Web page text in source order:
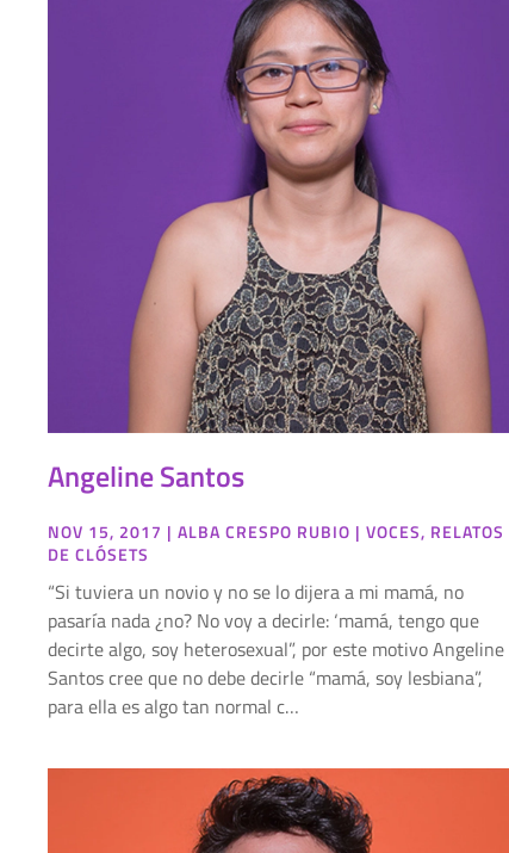
Angeline Santos
NOV 15, 2017 | ALBA CRESPO RUBIO | VOCES, RELATOS
DE CLÓSETS
“Si tuviera un novio y no se lo dijera a mi mamá, no
pasaría nada ¿no? No voy a decirle: ‘mamá, tengo que
decirte algo, soy heterosexual”, por este motivo Angeline
Santos cree que no debe decirle “mamá, soy lesbiana”,
para ella es algo tan normal c…